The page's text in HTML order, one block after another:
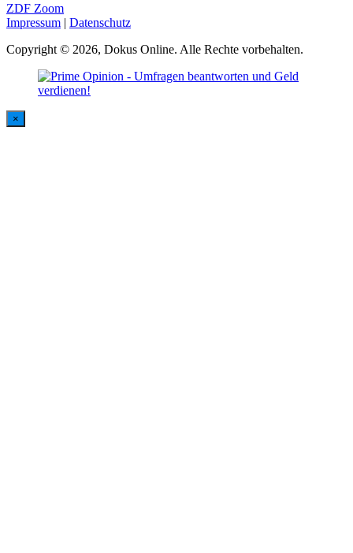
ZDF Zoom
Impressum | Datenschutz
Copyright © 2026, Dokus Online. Alle Rechte vorbehalten.
×